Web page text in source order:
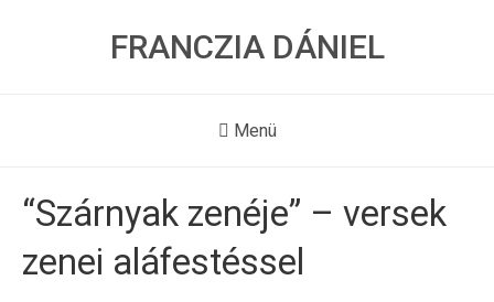
FRANCZIA DÁNIEL
Menü
“Szárnyak zenéje” – versek
zenei aláfestéssel